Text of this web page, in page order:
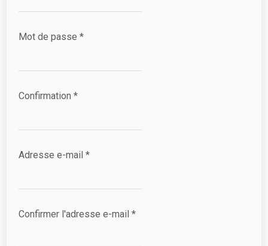
Mot de passe *
Confirmation *
Adresse e-mail *
Confirmer l'adresse e-mail *